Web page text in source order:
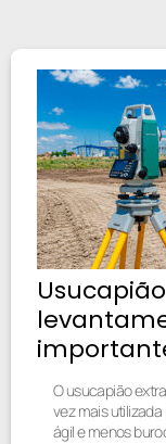
O usucapião
vez mais
ágil e menos